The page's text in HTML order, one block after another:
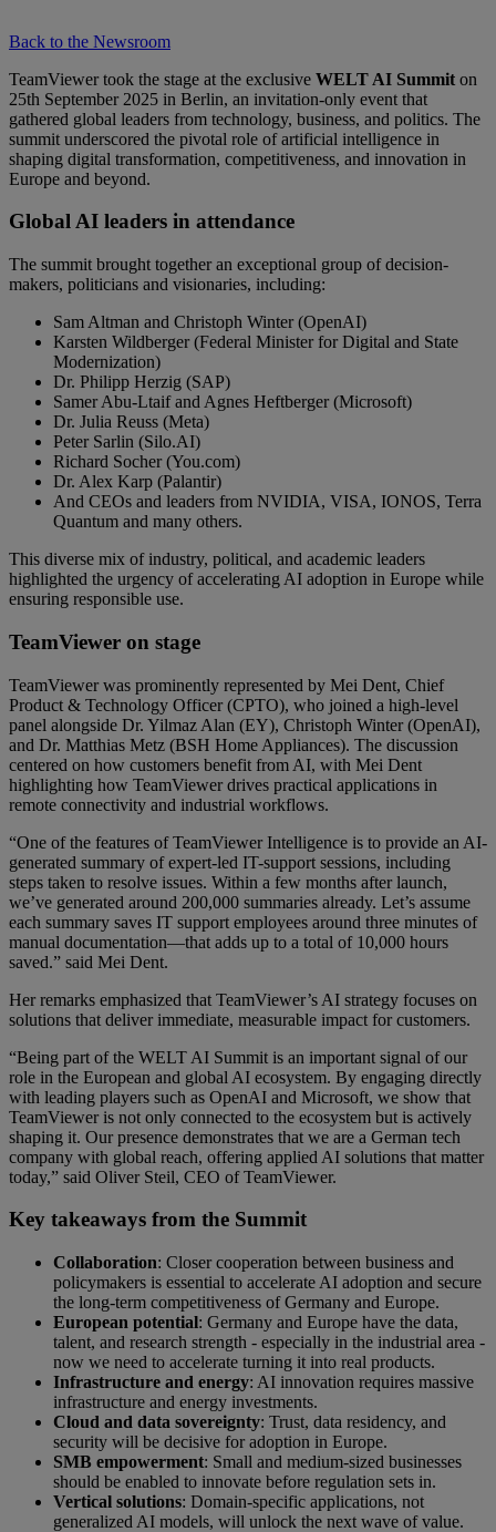
Back to the Newsroom
TeamViewer took the stage at the exclusive WELT AI Summit on
25th September 2025 in Berlin, an invitation-only event that
gathered global leaders from technology, business, and politics. The
summit underscored the pivotal role of artificial intelligence in
shaping digital transformation, competitiveness, and innovation in
Europe and beyond.
Global AI leaders in attendance
The summit brought together an exceptional group of decision-
makers, politicians and visionaries, including:
Sam Altman and Christoph Winter (OpenAI)
Karsten Wildberger (Federal Minister for Digital and State
Modernization)
Dr. Philipp Herzig (SAP)
Samer Abu-Ltaif and Agnes Heftberger (Microsoft)
Dr. Julia Reuss (Meta)
Peter Sarlin (Silo.AI)
Richard Socher (You.com)
Dr. Alex Karp (Palantir)
And CEOs and leaders from NVIDIA, VISA, IONOS, Terra
Quantum and many others.
This diverse mix of industry, political, and academic leaders
highlighted the urgency of accelerating AI adoption in Europe while
ensuring responsible use.
TeamViewer on stage
TeamViewer was prominently represented by Mei Dent, Chief
Product & Technology Officer (CPTO), who joined a high-level
panel alongside Dr. Yilmaz Alan (EY), Christoph Winter (OpenAI),
and Dr. Matthias Metz (BSH Home Appliances). The discussion
centered on how customers benefit from AI, with Mei Dent
highlighting how TeamViewer drives practical applications in
remote connectivity and industrial workflows.
“One of the features of TeamViewer Intelligence is to provide an AI-
generated summary of expert-led IT-support sessions, including
steps taken to resolve issues. Within a few months after launch,
we’ve generated around 200,000 summaries already. Let’s assume
each summary saves IT support employees around three minutes of
manual documentation—that adds up to a total of 10,000 hours
saved.” said Mei Dent.
Her remarks emphasized that TeamViewer’s AI strategy focuses on
solutions that deliver immediate, measurable impact for customers.
“Being part of the WELT AI Summit is an important signal of our
role in the European and global AI ecosystem. By engaging directly
with leading players such as OpenAI and Microsoft, we show that
TeamViewer is not only connected to the ecosystem but is actively
shaping it. Our presence demonstrates that we are a German tech
company with global reach, offering applied AI solutions that matter
today,” said Oliver Steil, CEO of TeamViewer.
Key takeaways from the Summit
Collaboration: Closer cooperation between business and
policymakers is essential to accelerate AI adoption and secure
the long-term competitiveness of Germany and Europe.
European potential: Germany and Europe have the data,
talent, and research strength - especially in the industrial area -
now we need to accelerate turning it into real products.
Infrastructure and energy: AI innovation requires massive
infrastructure and energy investments.
Cloud and data sovereignty: Trust, data residency, and
security will be decisive for adoption in Europe.
SMB empowerment: Small and medium-sized businesses
should be enabled to innovate before regulation sets in.
Vertical solutions: Domain-specific applications, not
generalized AI models, will unlock the next wave of value.